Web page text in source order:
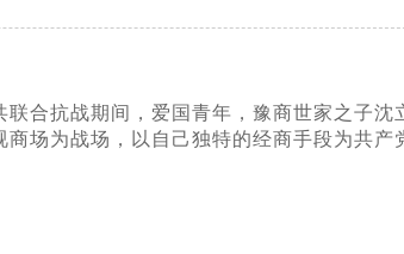
联合抗战期间，爱国青年，豫商世家之子
商场为战场，以自己独特的经商手段为共产